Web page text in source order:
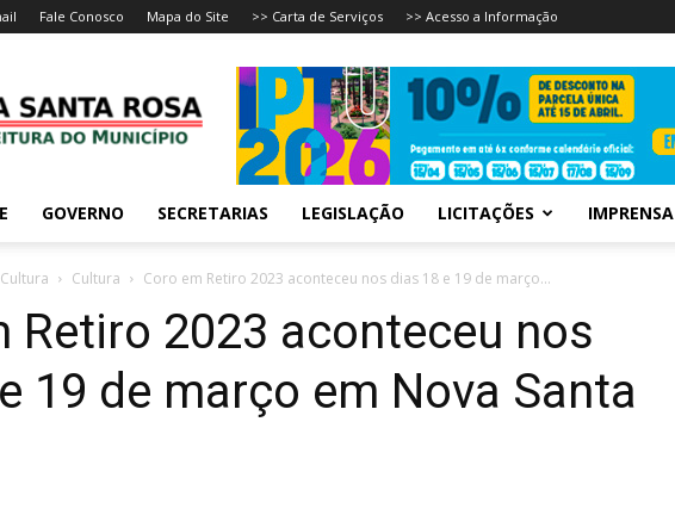
Fale Conosco Mapa do Site >> Carta de Serviços >> Acesso a Informação
GOVERNO SECRETARIAS LEGISLAÇÃO LICITAÇÕES IMPRENSA
Cultura Coro em Retiro 2023 aconteceu nos dias 18 e 19 de março...
Retiro 2023 aconteceu nos
19 de março em Nova Santa